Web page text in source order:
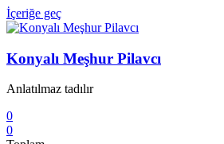
İçeriğe geç
Konyalı Meşhur Pilavcı
Anlatılmaz tadılır
0
0